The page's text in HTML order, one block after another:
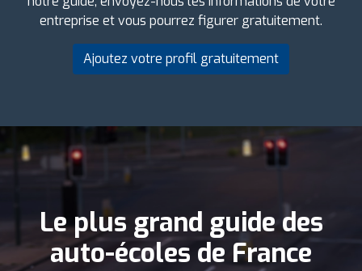
entreprise et vous pourrez figurer gratuitement.
Ajoutez votre profil gratuitement
Le plus grand guide des
auto-écoles de France